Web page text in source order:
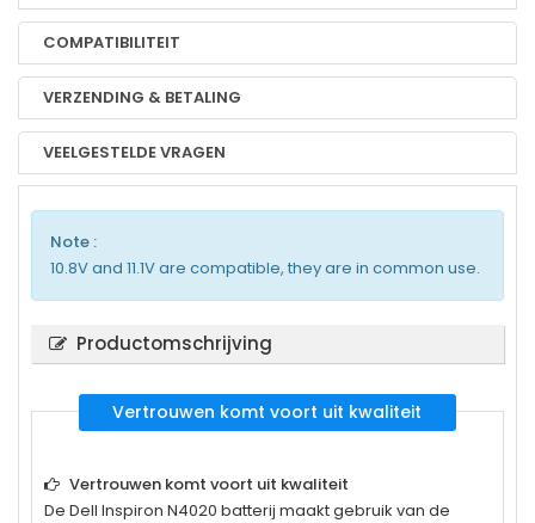
COMPATIBILITEIT
VERZENDING & BETALING
VEELGESTELDE VRAGEN
Note :
10.8V and 11.1V are compatible, they are in common use.
Productomschrijving
Vertrouwen komt voort uit kwaliteit
Vertrouwen komt voort uit kwaliteit
De Dell Inspiron N4020 batterij maakt gebruik van de